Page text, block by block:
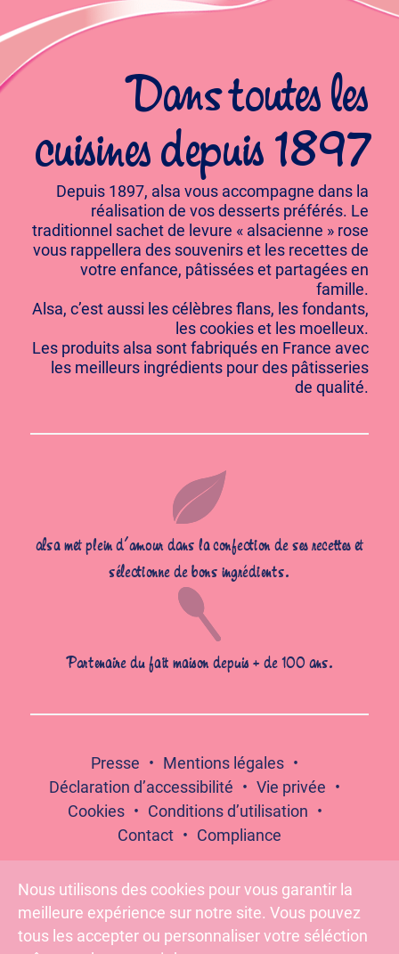
alsa met plein d’amour dans la confection de ses recettes et
sélectionne de bons ingrédients.
Partenaire du fait maison depuis + de 100 ans.
Dans toutes les
cuisines depuis 1897
Depuis 1897, alsa vous accompagne dans la
réalisation de vos desserts préférés. Le
traditionnel sachet de levure « alsacienne » rose
vous rappellera des souvenirs et les recettes de
votre enfance, pâtissées et partagées en
famille.
Alsa, c’est aussi les célèbres flans, les fondants,
les cookies et les moelleux.
Les produits alsa sont fabriqués en France avec
les meilleurs ingrédients pour des pâtisseries
de qualité.
Presse
Mentions légales
Déclaration d’accessibilité
Vie privée
Cookies
Conditions d’utilisation
Contact
Compliance
Suivez-nous :
Nous utilisons des cookies pour vous garantir la
meilleure expérience sur notre site. Vous pouvez
tous les accepter ou personnaliser votre séléction